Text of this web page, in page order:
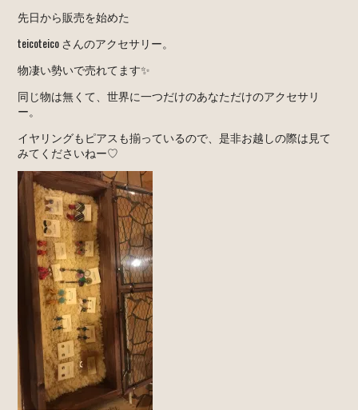
先日から販売を始めた
teicoteico さんのアクセサリー。
物凄い勢いで売れてます✨
同じ物は無くて、世界に一つだけのあなただけのアクセサリ
ー。
イヤリングもピアスも揃っているので、是非お越しの際は見て
みてくださいねー♡